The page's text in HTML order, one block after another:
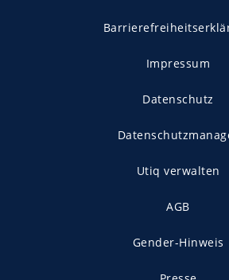
Impressum
Datenschutz
Utiq verwalten
AGB
Gender-Hinweis